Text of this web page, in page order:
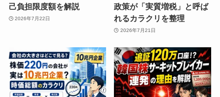
己負担限度額を解説
2026年7月22日
政策が「実質増税」と呼ば
れるカラクリを整理
2026年7月21日